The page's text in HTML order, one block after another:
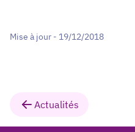
Mise à jour - 19/12/2018
Actualités